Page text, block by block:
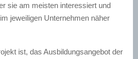
sie am meisten interessiert und
jeweiligen Unternehmen näher
ist, das Ausbildungsangebot der